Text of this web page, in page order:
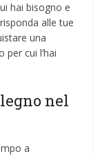
hai bisogno e
alle tue
una
cui l’hai
nel
a